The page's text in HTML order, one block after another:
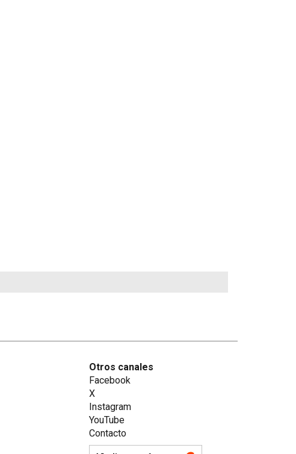
Otros canales
Facebook
X
Instagram
YouTube
Contacto